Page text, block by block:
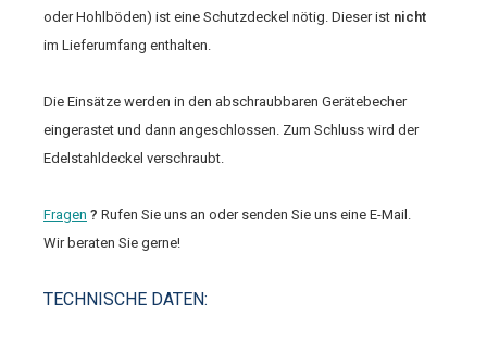
oder Hohlböden) ist eine Schutzdeckel nötig. Dieser ist nicht
im Lieferumfang enthalten.
Die Einsätze werden in den abschraubbaren Gerätebecher
eingerastet und dann angeschlossen. Zum Schluss wird der
Edelstahldeckel verschraubt.
Fragen ? Rufen Sie uns an oder senden Sie uns eine E-Mail.
Wir beraten Sie gerne!
TECHNISCHE DATEN: